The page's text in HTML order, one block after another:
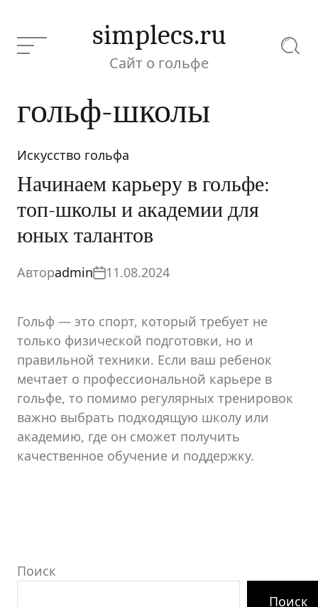
содержимому
Меню
simplecs.ru
Сайт о гольфе Поиск
гольф-школы
Рубрики
Искусство гольфа
Начинаем карьеру в гольфе:
топ-школы и академии для
юных талантов
Авторadmin 11.08.2024
Гольф — это спорт, который требует не
только физической подготовки, но и
правильной техники. Если ваш ребенок
мечтает о профессиональной карьере в
гольфе, то помимо регулярных тренировок
важно выбрать подходящую школу или
академию, где он сможет получить
качественное обучение и поддержку.
Поиск
Поиск